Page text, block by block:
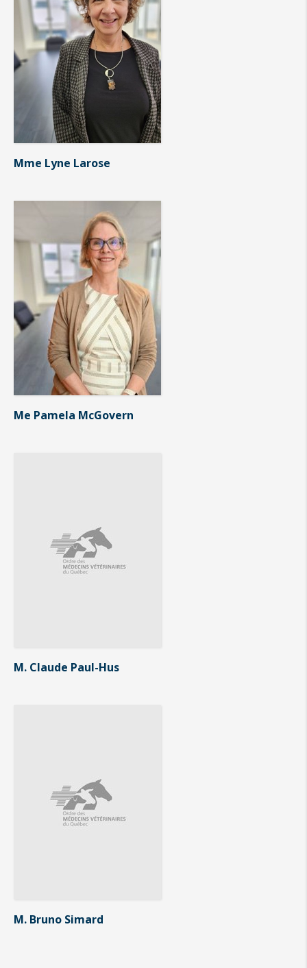
Mme Lyne Larose
Me Pamela McGovern
M. Claude Paul-Hus
M. Bruno Simard